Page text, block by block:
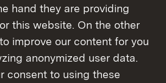
je nach Förderrichtlinie
anderem Kommunen,
Betriebe, Unternehmen,
sowie gemeinnützige